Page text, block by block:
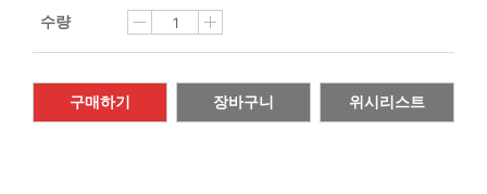
수량
구매하기 장바구니 위시리스트